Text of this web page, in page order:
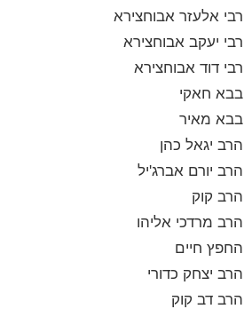
רבי אלעזר אבוחצירא
רבי יעקב אבוחצירא
רבי דוד אבוחצירא
בבא חאקי
בבא מאיר
הרב יגאל כהן
הרב יורם אברג'יל
הרב קוק
הרב מרדכי אליהו
החפץ חיים
הרב יצחק כדורי
הרב דב קוק